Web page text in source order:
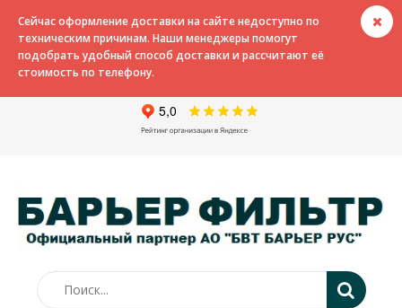
Сейчас оформление доставки на сайте недоступно по
техническим причинам. Наши менеджеры помогут
подобрать удобный способ доставки и рассчитают её
стоимость по телефону.